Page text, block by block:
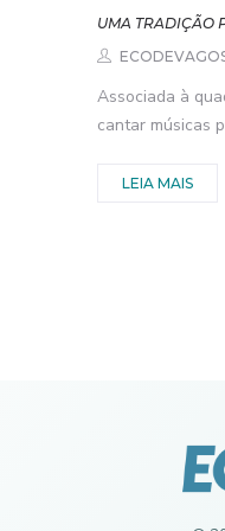
UMA TRADIÇÃO
Associada à
cantar músicas
LEIA MAIS